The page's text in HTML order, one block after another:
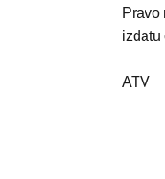
Pravo
izdatu
ATV